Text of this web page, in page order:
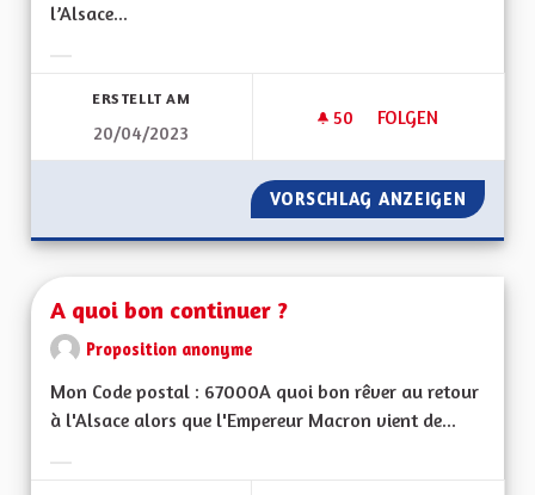
l’Alsace...
ERSTELLT AM
20/04/2023
50 50 FOLLOWER
FOLGEN
SE BATTRE POUR
VORSCHLAG ANZEIGEN SE
A quoi bon continuer ?
Proposition anonyme
Mon Code postal : 67000A quoi bon rêver au retour
à l'Alsace alors que l'Empereur Macron vient de...